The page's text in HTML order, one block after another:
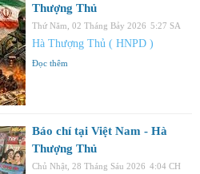
Thượng Thủ
Thứ Năm, 02 Tháng Bảy 2026 5:27 SA
Hà Thượng Thủ ( HNPD )
Đọc thêm
Báo chí tại Việt Nam - Hà
Thượng Thủ
Chủ Nhật, 28 Tháng Sáu 2026 4:04 CH